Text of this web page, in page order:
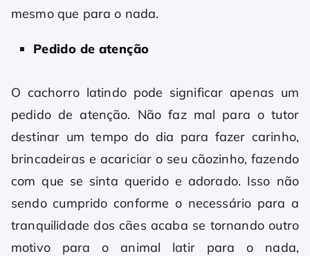
mesmo que para o nada.
Pedido de atenção
O cachorro latindo pode significar apenas um
pedido de atenção. Não faz mal para o tutor
destinar um tempo do dia para fazer carinho,
brincadeiras e acariciar o seu cãozinho, fazendo
com que se sinta querido e adorado. Isso não
sendo cumprido conforme o necessário para a
tranquilidade dos cães acaba se tornando outro
motivo para o animal latir para o nada,